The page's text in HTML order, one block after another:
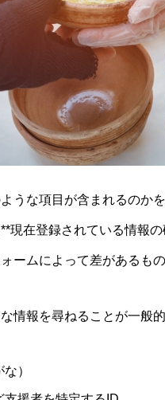
うな項目が含まれるのか
現在登録されている情報
ームによって差があるも
情報を尋ねることが一般的
）